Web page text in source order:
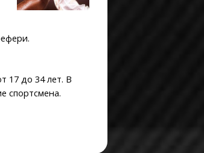
17 до 34 лет. В
спортсмена.